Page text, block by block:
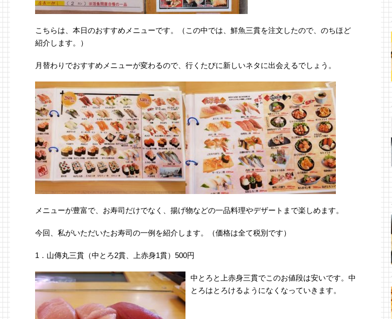
こちらは、本日のおすすめメニューです。（この中では、鮮魚三貫を注文したので、のちほど
紹介します。）
月替わりでおすすめメニューが変わるので、行くたびに新しいネタに出会えるでしょう。
メニューが豊富で、お寿司だけでなく、揚げ物などの一品料理やデザートまで楽しめます。
今回、私がいただいたお寿司の一例を紹介します。（価格は全て税別です）
1．山傳丸三貫（中とろ2貫、上赤身1貫）500円
中とろと上赤身三貫でこのお値段は安いです。中
とろはとろけるようになくなっていきます。